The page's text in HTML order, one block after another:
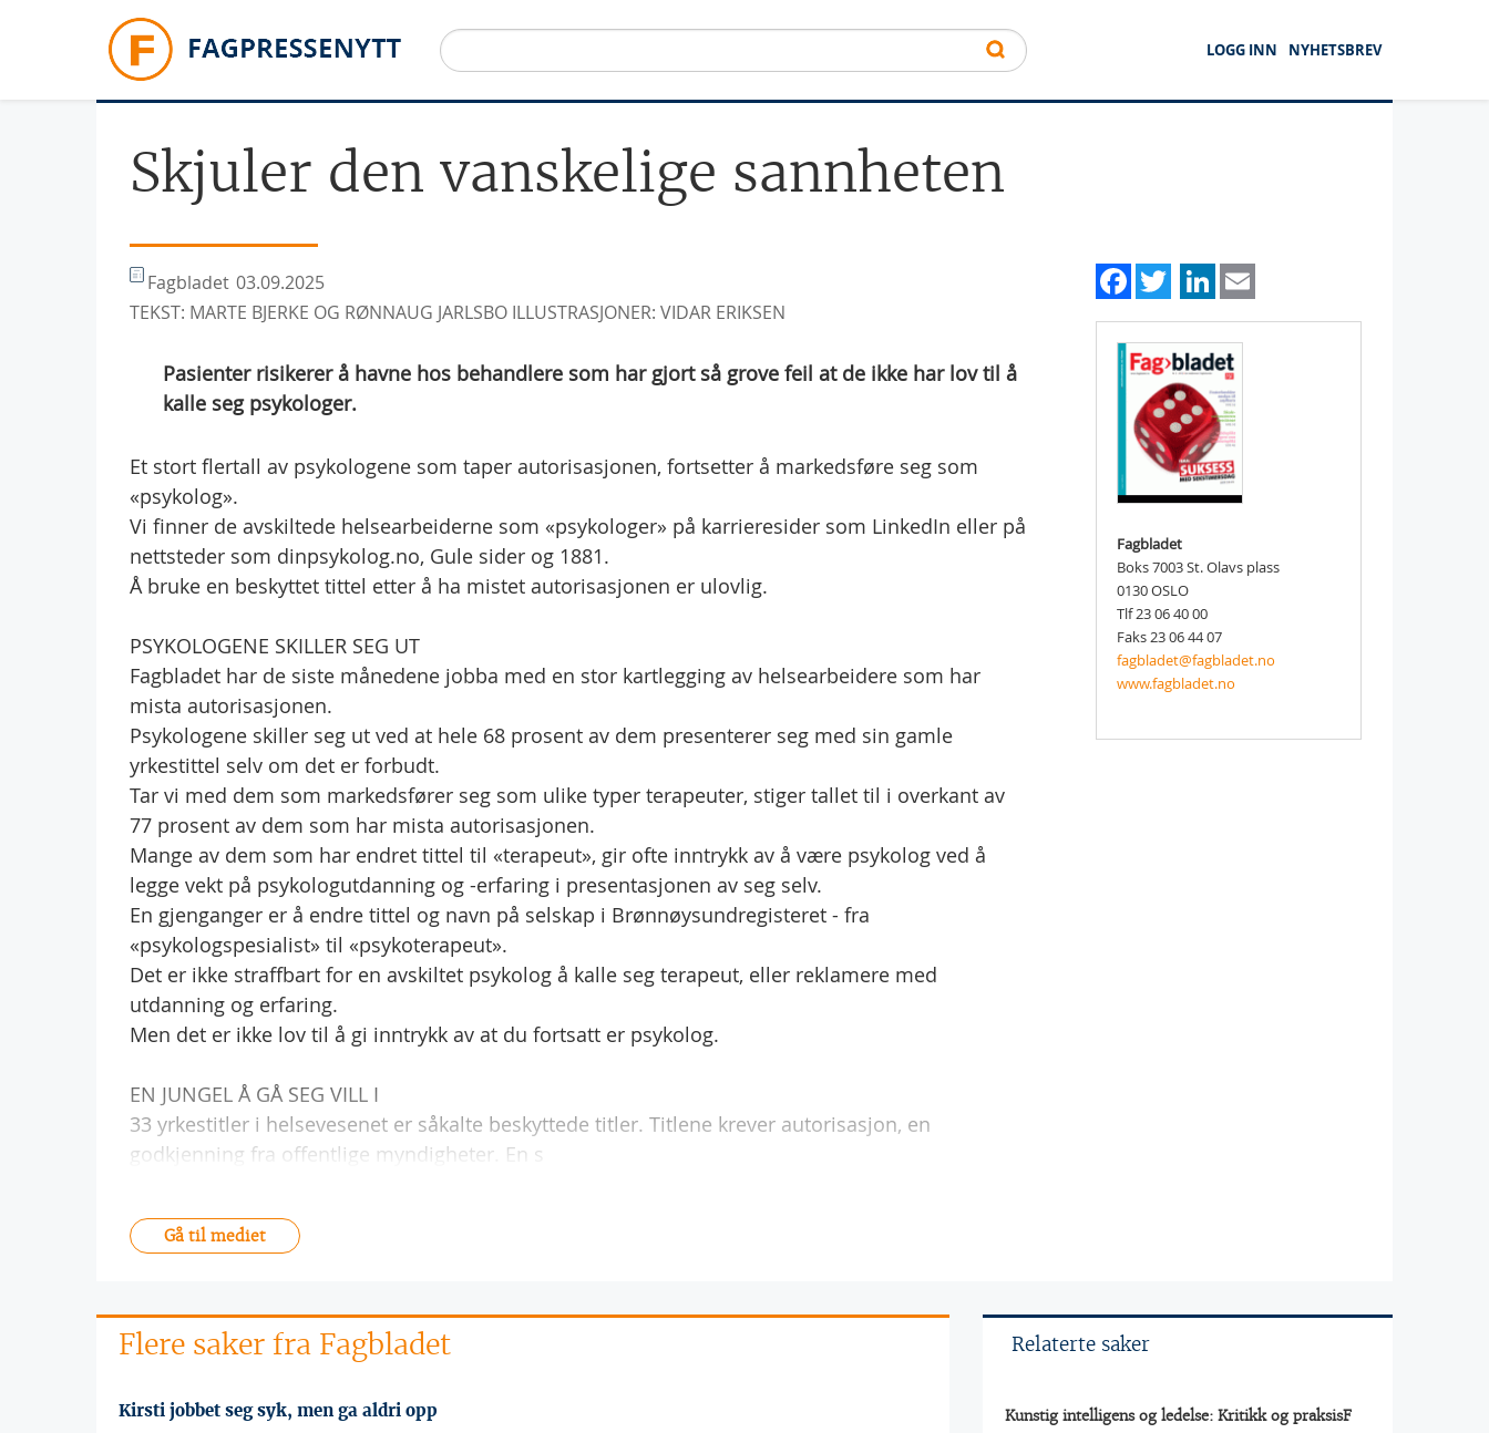
LOGG INN
NYHETSBREV
Skjuler den vanskelige sannheten
Fagbladet 03.09.2025
TEKST: MARTE BJERKE OG RØNNAUG JARLSBO ILLUSTRASJONER: VIDAR ERIKSEN
Pasienter risikerer å havne hos behandlere som har gjort så grove feil at de ikke har lov til å
kalle seg psykologer.
Et stort flertall av psykologene som taper autorisasjonen, fortsetter å markedsføre seg som
«psykolog».
Vi finner de avskiltede helsearbeiderne som «psykologer» på karrieresider som LinkedIn eller på
nettsteder som dinpsykolog.no, Gule sider og 1881.
Å bruke en beskyttet tittel etter å ha mistet autorisasjonen er ulovlig.
PSYKOLOGENE SKILLER SEG UT
Fagbladet har de siste månedene jobba med en stor kartlegging av helsearbeidere som har
mista autorisasjonen.
Psykologene skiller seg ut ved at hele 68 prosent av dem presenterer seg med sin gamle
yrkestittel selv om det er forbudt.
Tar vi med dem som markedsfører seg som ulike typer terapeuter, stiger tallet til i overkant av
77 prosent av dem som har mista autorisasjonen.
Mange av dem som har endret tittel til «terapeut», gir ofte inntrykk av å være psykolog ved å
legge vekt på psykologutdanning og -erfaring i presentasjonen av seg selv.
En gjenganger er å endre tittel og navn på selskap i Brønnøysundregisteret - fra
«psykologspesialist» til «psykoterapeut».
Det er ikke straffbart for en avskiltet psykolog å kalle seg terapeut, eller reklamere med
utdanning og erfaring.
Men det er ikke lov til å gi inntrykk av at du fortsatt er psykolog.
EN JUNGEL Å GÅ SEG VILL I
33 yrkestitler i helsevesenet er såkalte beskyttede titler. Titlene krever autorisasjon, en
godkjenning fra offentlige myndigheter. En s
Gå til mediet
Facebook
TwitterLinkedIn
Fagbladet
Boks 7003 St. Olavs plass
0130 OSLO
Tlf 23 06 40 00
Faks 23 06 44 07
fagbladet@fagbladet.no
www.fagbladet.no
Flere saker fra Fagbladet
Kirsti jobbet seg syk, men ga aldri opp
Relaterte saker
Kunstig intelligens og ledelse: Kritikk og praksisF